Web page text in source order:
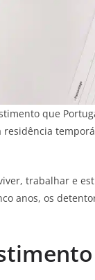
que
trabalhar e
anos, os